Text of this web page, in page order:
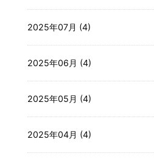
2025年07月 (4)
2025年06月 (4)
2025年05月 (4)
2025年04月 (4)